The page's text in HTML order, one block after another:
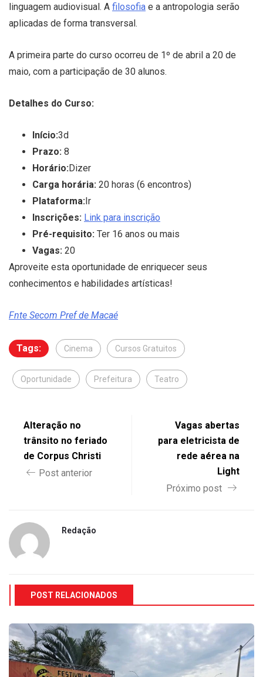
linguagem audiovisual. A filosofia e a antropologia serão
aplicadas de forma transversal.
A primeira parte do curso ocorreu de 1º de abril a 20 de
maio, com a participação de 30 alunos.
Detalhes do Curso:
Início:3d
Prazo: 8
Horário:Dizer
Carga horária: 20 horas (6 encontros)
Plataforma:Ir
Inscrições: Link para inscrição
Pré-requisito: Ter 16 anos ou mais
Vagas: 20
Aproveite esta oportunidade de enriquecer seus
conhecimentos e habilidades artísticas!
Fnte Secom Pref de Macaé
Tags: Cinema Cursos Gratuitos
Oportunidade Prefeitura Teatro
Alteração no
trânsito no feriado
de Corpus Christi
Post anterior
Vagas abertas
para eletricista de
rede aérea na
Light
Próximo post
Redação
POST RELACIONADOS